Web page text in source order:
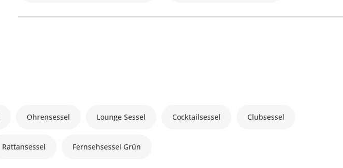
Ohrensessel Lounge Sessel Cocktailsessel Clubsessel
Rattansessel Fernsehsessel Grün